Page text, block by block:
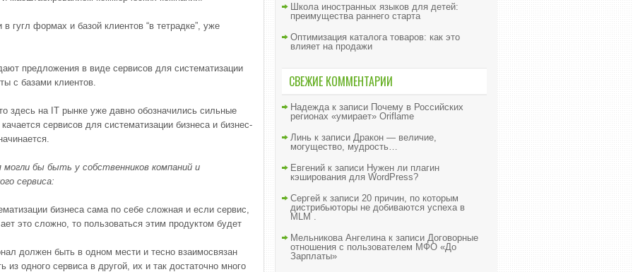
в гугл формах и базой клиентов “в тетрадке”, уже
предложения в виде сервисов для систематизации
с базами клиентов.
здесь на IT рынке уже давно обозначились сильные
сервисов для систематизации бизнеса и бизнес-
бы быть у собственников компаний и
сервиса:
бизнеса сама по себе сложная и если сервис,
это сложно, то пользоваться этим продуктом будет
должен быть в одном мести и тесно взаимосвязан
одного сервиса в другой, их и так достаточно много
Школа иностранных языков для детей:
преимущества раннего старта
Оптимизация каталога товаров: как это
влияет на продажи
СВЕЖИЕ КОММЕНТАРИИ
Надеждак записи Почему в Российских
регионах «умирает» Oriflame
Линь к записи Дракон — величие,
могущество, мудрость…
Евгений к записи Нужен ли плагин
кэширования для WordPress?
Сергей к записи 20 причин, по которым
дистрибьюторы не добиваются успеха в
MLM .
Мельникова Ангелинак записи Договорные
отношения с пользователем МФО «До
Зарплаты»